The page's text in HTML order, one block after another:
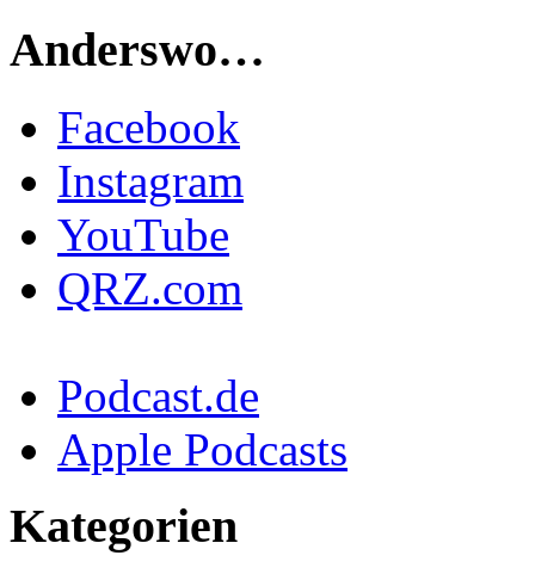
Anderswo…
Facebook
Instagram
YouTube
QRZ.com
Podcast.de
Apple Podcasts
Kategorien